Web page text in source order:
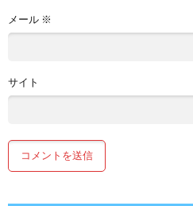
メール ※
サイト